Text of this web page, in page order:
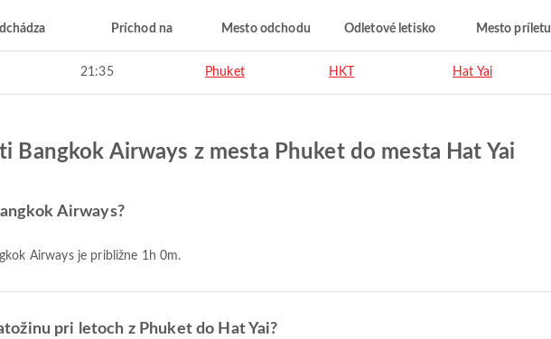
Príchod na Mesto odchodu Odletové letisko Mesto príletu
21:35 Phuket HKT Hat Yai
Bangkok Airways z mesta Phuket do mesta Hat Yai
Airways?
Airways je približne 1h 0m.
pri letoch z Phuket do Hat Yai?